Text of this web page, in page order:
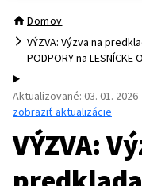
Domov
VÝZVA: Výzva na
PODPORY na LESNÍCKE
Aktualizované: 03. 01. 2026
zobraziť aktualizácie
VÝZVA: